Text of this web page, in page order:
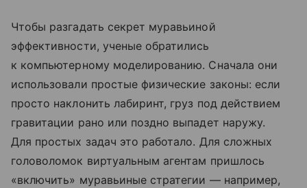
Чтобы разгадать секрет муравьиной
эффективности, ученые обратились
к компьютерному моделированию. Сначала они
использовали простые физические законы: если
просто наклонить лабиринт, груз под действием
гравитации рано или поздно выпадет наружу.
Для простых задач это работало. Для сложных
головоломок виртуальным агентам пришлось
«включить» муравьиные стратегии — например,